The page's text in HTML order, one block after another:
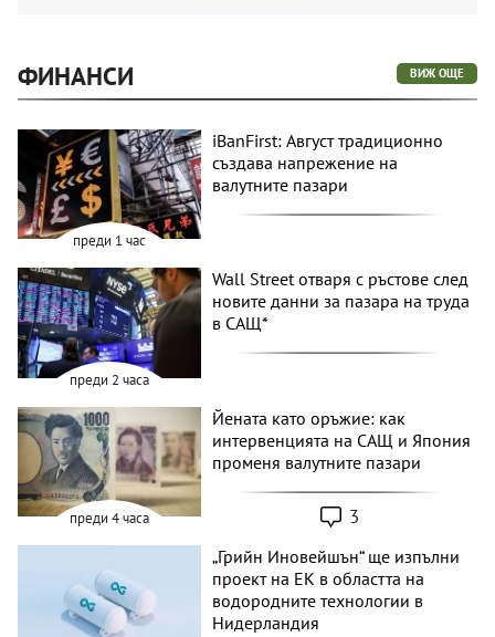
ФИНАНСИ ВИЖ ОЩЕ
преди 1 час
iBanFirst: Август традиционно
създава напрежение на
валутните пазари
преди 2 часа
Wall Street отваря с ръстове след
новите данни за пазара на труда
в САЩ*
преди 4 часа
Йената като оръжие: как
интервенцията на САЩ и Япония
променя валутните пазари
3
„Грийн Иновейшън“ ще изпълни
проект на ЕК в областта на
водородните технологии в
Нидерландия